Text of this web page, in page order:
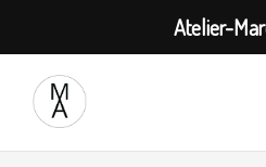
Atelier-